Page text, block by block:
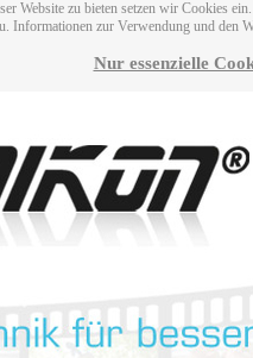
Website zu bieten setzen wir Cookies
Informationen zur Verwendung und den
Nur essenzielle